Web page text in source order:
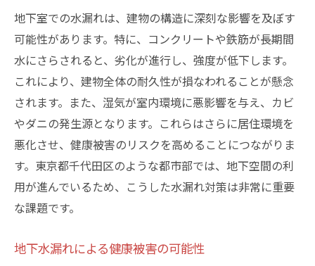
地下室での水漏れは、建物の構造に深刻な影響を及ぼす
可能性があります。特に、コンクリートや鉄筋が長期間
水にさらされると、劣化が進行し、強度が低下します。
これにより、建物全体の耐久性が損なわれることが懸念
されます。また、湿気が室内環境に悪影響を与え、カビ
やダニの発生源となります。これらはさらに居住環境を
悪化させ、健康被害のリスクを高めることにつながりま
す。東京都千代田区のような都市部では、地下空間の利
用が進んでいるため、こうした水漏れ対策は非常に重要
な課題です。
地下水漏れによる健康被害の可能性